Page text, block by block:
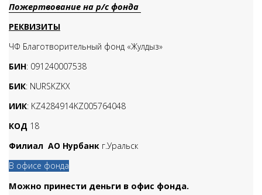
Пожертвование на р/с фонда
РЕКВИЗИТЫ
ЧФ Благотворительный фонд «Жулдыз»
БИН: 091240007538
БИК: NURSKZKX
ИИК: KZ4284914KZ005764048
КОД 18
Филиал АО Нурбанк г.Уральск
В офисе фонда
Можно принести деньги в офис фонда.